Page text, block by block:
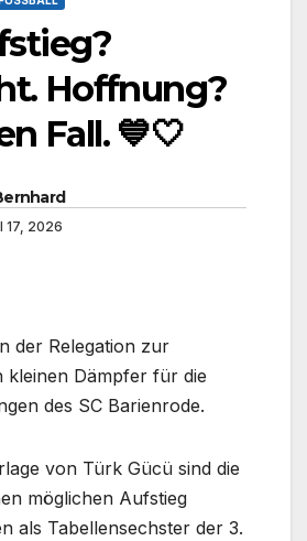
Hoffnung?
Fall. 💙🤍
17, 2026
der Relegation zur
kleinen Dämpfer für die
des SC Barienrode.
von Türk Gücü sind die
möglichen Aufstieg
als Tabellensechster der 3.